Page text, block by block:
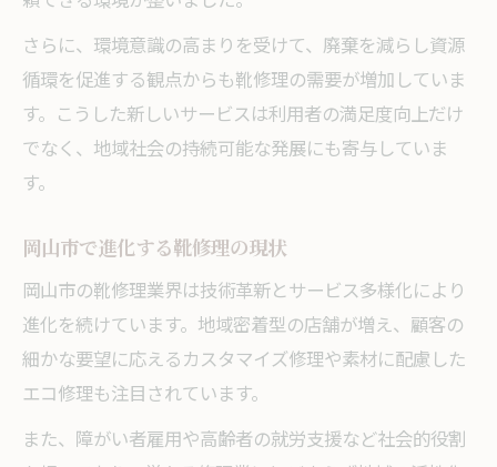
さらに、環境意識の高まりを受けて、廃棄を減らし資源
循環を促進する観点からも靴修理の需要が増加していま
す。こうした新しいサービスは利用者の満足度向上だけ
でなく、地域社会の持続可能な発展にも寄与していま
す。
岡山市で進化する靴修理の現状
岡山市の靴修理業界は技術革新とサービス多様化により
進化を続けています。地域密着型の店舗が増え、顧客の
細かな要望に応えるカスタマイズ修理や素材に配慮した
エコ修理も注目されています。
また、障がい者雇用や高齢者の就労支援など社会的役割